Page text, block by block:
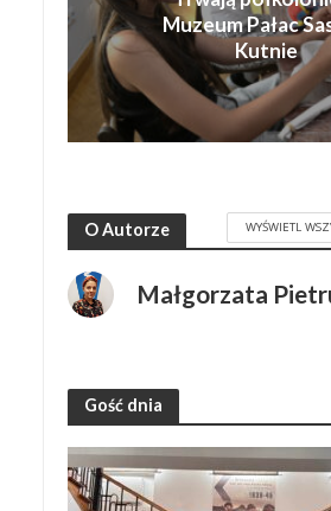
Muzeum Pałac
Kutnie
O Autorze WYŚWIETL
Małgorzata
Gość dnia